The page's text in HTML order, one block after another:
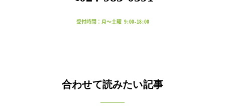
受付時間：月～土曜 9:00-18:00
合わせて読みたい記事